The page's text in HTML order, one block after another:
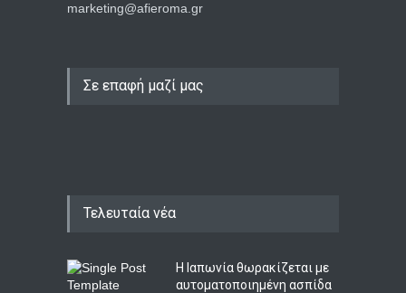
marketing@afieroma.gr
Σε επαφή μαζί μας
Τελευταία νέα
Η Ιαπωνία θωρακίζεται με
αυτοματοποιημένη ασπίδα